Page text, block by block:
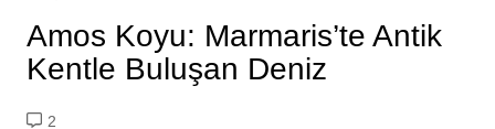
Amos Koyu: Marmaris’te Antik
Kentle Buluşan Deniz
2